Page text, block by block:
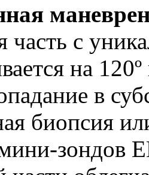
часть с
на
в
биопсия
зондов